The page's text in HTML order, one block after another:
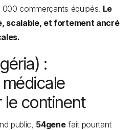
000 commerçants équipés. Le
scalable, et fortement ancré
:
médicale
le continent
public, 54genefait pourtant